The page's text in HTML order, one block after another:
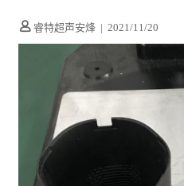
睿特超声安烽 | 2021/11/20